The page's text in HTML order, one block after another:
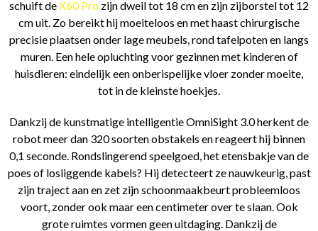
schuift deX60 Pro zijn dweil tot 18 cm en zijn zijborstel tot 12
cm uit. Zo bereikt hij moeiteloos en met haast chirurgische
precisie plaatsen onder lage meubels, rond tafelpoten en langs
muren. Een hele opluchting voor gezinnen met kinderen of
huisdieren: eindelijk een onberispelijke vloer zonder moeite,
tot in de kleinste hoekjes.
Dankzij de kunstmatige intelligentie OmniSight 3.0 herkent de
robot meer dan 320 soorten obstakels en reageert hij binnen
0,1 seconde. Rondslingerend speelgoed, het etensbakje van de
poes of losliggende kabels? Hij detecteert ze nauwkeurig, past
zijn traject aan en zet zijn schoonmaakbeurt probleemloos
voort, zonder ook maar een centimeter over te slaan. Ook
grote ruimtes vormen geen uitdaging. Dankzij de